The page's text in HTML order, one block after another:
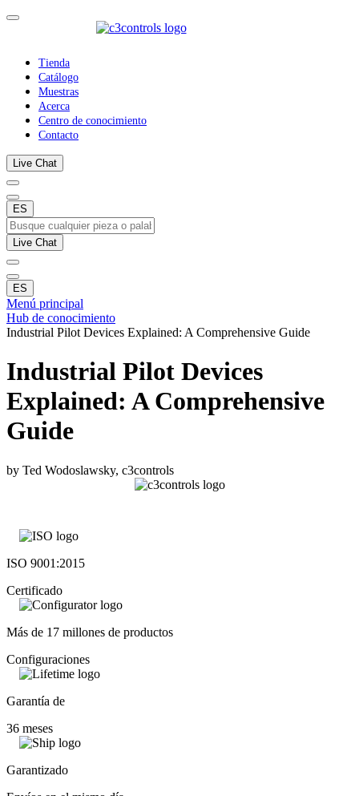
Tienda
Catálogo
Muestras
Acerca
Centro de conocimiento
Contacto
Live Chat
ES
Live Chat
ES
Menú principal
Hub de conocimiento
Industrial Pilot Devices Explained: A Comprehensive Guide
Industrial Pilot Devices
Explained: A Comprehensive
Guide
by Ted Wodoslawsky, c3controls
ISO 9001:2015
Certificado
Más de 17 millones de productos
Configuraciones
Garantía de
36 meses
Garantizado